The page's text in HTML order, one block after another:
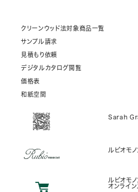
クリーンウッド法対象商品一覧
サンプル請求
見積もり依頼
デジタルカタログ閲覧
価格表
和紙空間
Sarah
ルビオモノ
ルビオモノ
オンライン